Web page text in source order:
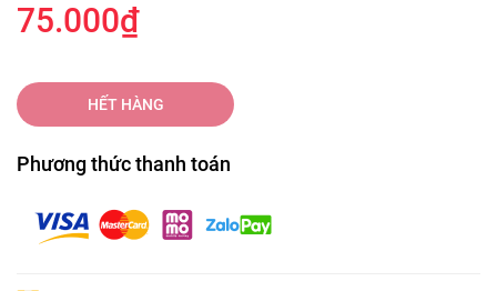
75.000₫
HẾT HÀNG
Phương thức thanh toán